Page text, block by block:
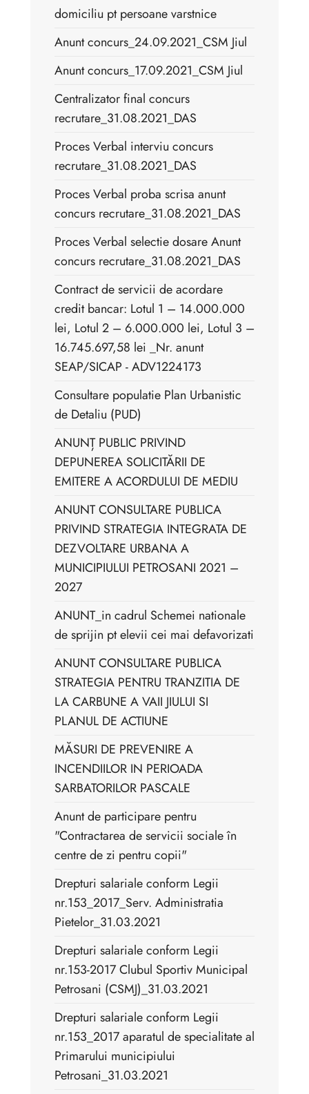
domiciliu pt persoane varstnice
Anunt concurs_24.09.2021_CSM Jiul
Anunt concurs_17.09.2021_CSM Jiul
Centralizator final concurs
recrutare_31.08.2021_DAS
Proces Verbal interviu concurs
recrutare_31.08.2021_DAS
Proces Verbal proba scrisa anunt
concurs recrutare_31.08.2021_DAS
Proces Verbal selectie dosare Anunt
concurs recrutare_31.08.2021_DAS
Contract de servicii de acordare
credit bancar: Lotul 1 – 14.000.000
lei, Lotul 2 – 6.000.000 lei, Lotul 3 –
16.745.697,58 lei _Nr. anunt
SEAP/SICAP - ADV1224173
Consultare populatie Plan Urbanistic
de Detaliu (PUD)
ANUNȚ PUBLIC PRIVIND
DEPUNEREA SOLICITĂRII DE
EMITERE A ACORDULUI DE MEDIU
ANUNT CONSULTARE PUBLICA
PRIVIND STRATEGIA INTEGRATA DE
DEZVOLTARE URBANA A
MUNICIPIULUI PETROSANI 2021 –
2027
ANUNT_in cadrul Schemei nationale
de sprijin pt elevii cei mai defavorizati
ANUNT CONSULTARE PUBLICA
STRATEGIA PENTRU TRANZITIA DE
LA CARBUNE A VAII JIULUI SI
PLANUL DE ACTIUNE
MĂSURI DE PREVENIRE A
INCENDIILOR IN PERIOADA
SARBATORILOR PASCALE
Anunt de participare pentru
"Contractarea de servicii sociale în
centre de zi pentru copii"
Drepturi salariale conform Legii
nr.153_2017_Serv. Administratia
Pietelor_31.03.2021
Drepturi salariale conform Legii
nr.153-2017 Clubul Sportiv Municipal
Petrosani (CSMJ)_31.03.2021
Drepturi salariale conform Legii
nr.153_2017 aparatul de specialitate al
Primarului municipiului
Petrosani_31.03.2021